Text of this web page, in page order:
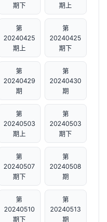
期下
期上
第
20240425
期上
第
20240425
期下
第
20240429
期
第
20240430
期
第
20240503
期上
第
20240503
期下
第
20240507
期下
第
20240508
期
第
20240510
期下
第
20240513
期